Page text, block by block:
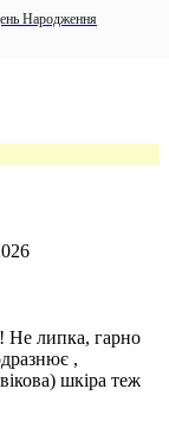
кольорі,
використанні
викликати
Народження
Не липка, гарно
,
шкіра теж